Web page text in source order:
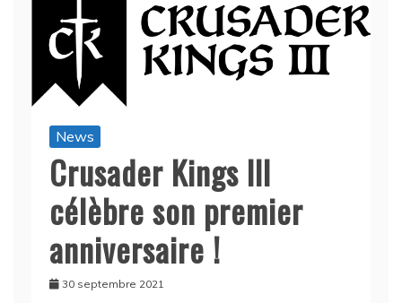
News
Crusader Kings III
célèbre son premier
anniversaire !
30 septembre 2021